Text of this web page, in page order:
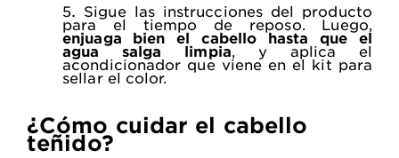
Sigue las instrucciones del producto
para el tiempo de reposo. Luego,
enjuaga bien el cabello hasta que el
agua salga limpia, y aplica el
acondicionador que viene en el kit para
sellar el color.
¿Cómo cuidar el cabello
teñido?